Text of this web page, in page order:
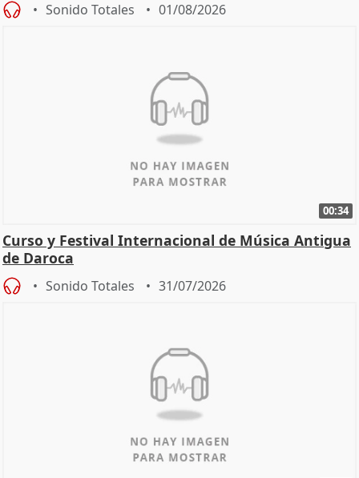
Sonido Totales 01/08/2026
00:34
Curso y Festival Internacional de Música Antigua
de Daroca
Sonido Totales 31/07/2026